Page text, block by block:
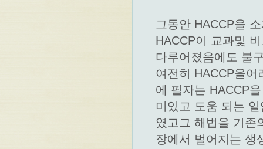
그동안 HACCP을
HACCP이 교과및
다루어졌음에도 불
여전히 HACCP을
에 필자는 HACCP
미있고 도움 되는
였고그 해법을 기존
장에서 벌어지는 생